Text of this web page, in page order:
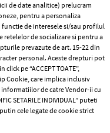
si conditii
de
de cookies
de date analitice) prelucram
pentru a personaliza
de interesele si/sau profilul
de socializare si pentru a
prevazute de art. 15-22 din
personal. Aceste drepturi pot
click pe “ACCEPT TOATE”,
Cookie, care implica inclusiv
informatiilor de catre Vendor-ii cu
SETARILE INDIVIDUAL” puteti
cele legate de cookie strict